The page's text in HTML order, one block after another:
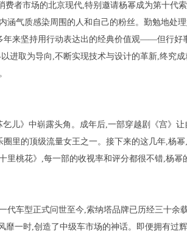
者市场的北京现代,特别邀请杨幂成为第十代
涵气质感染周围的人和自己的粉丝。勤勉地处
年来坚持用行动表达出的经典价值观——但行好
进取为导向,不断实现技术与设计的革新,终究
儿》中崭露头角。成年后,一部穿越剧《宫》让
里的顶级流量女王之一。接下来的这几年,杨
里桃花》,每一部的收视率和评分都很不错,杨幂
代车型正式问世至今,索纳塔品牌已历经三十余
靡一时,创造了中级车市场的神话。即便拥有过